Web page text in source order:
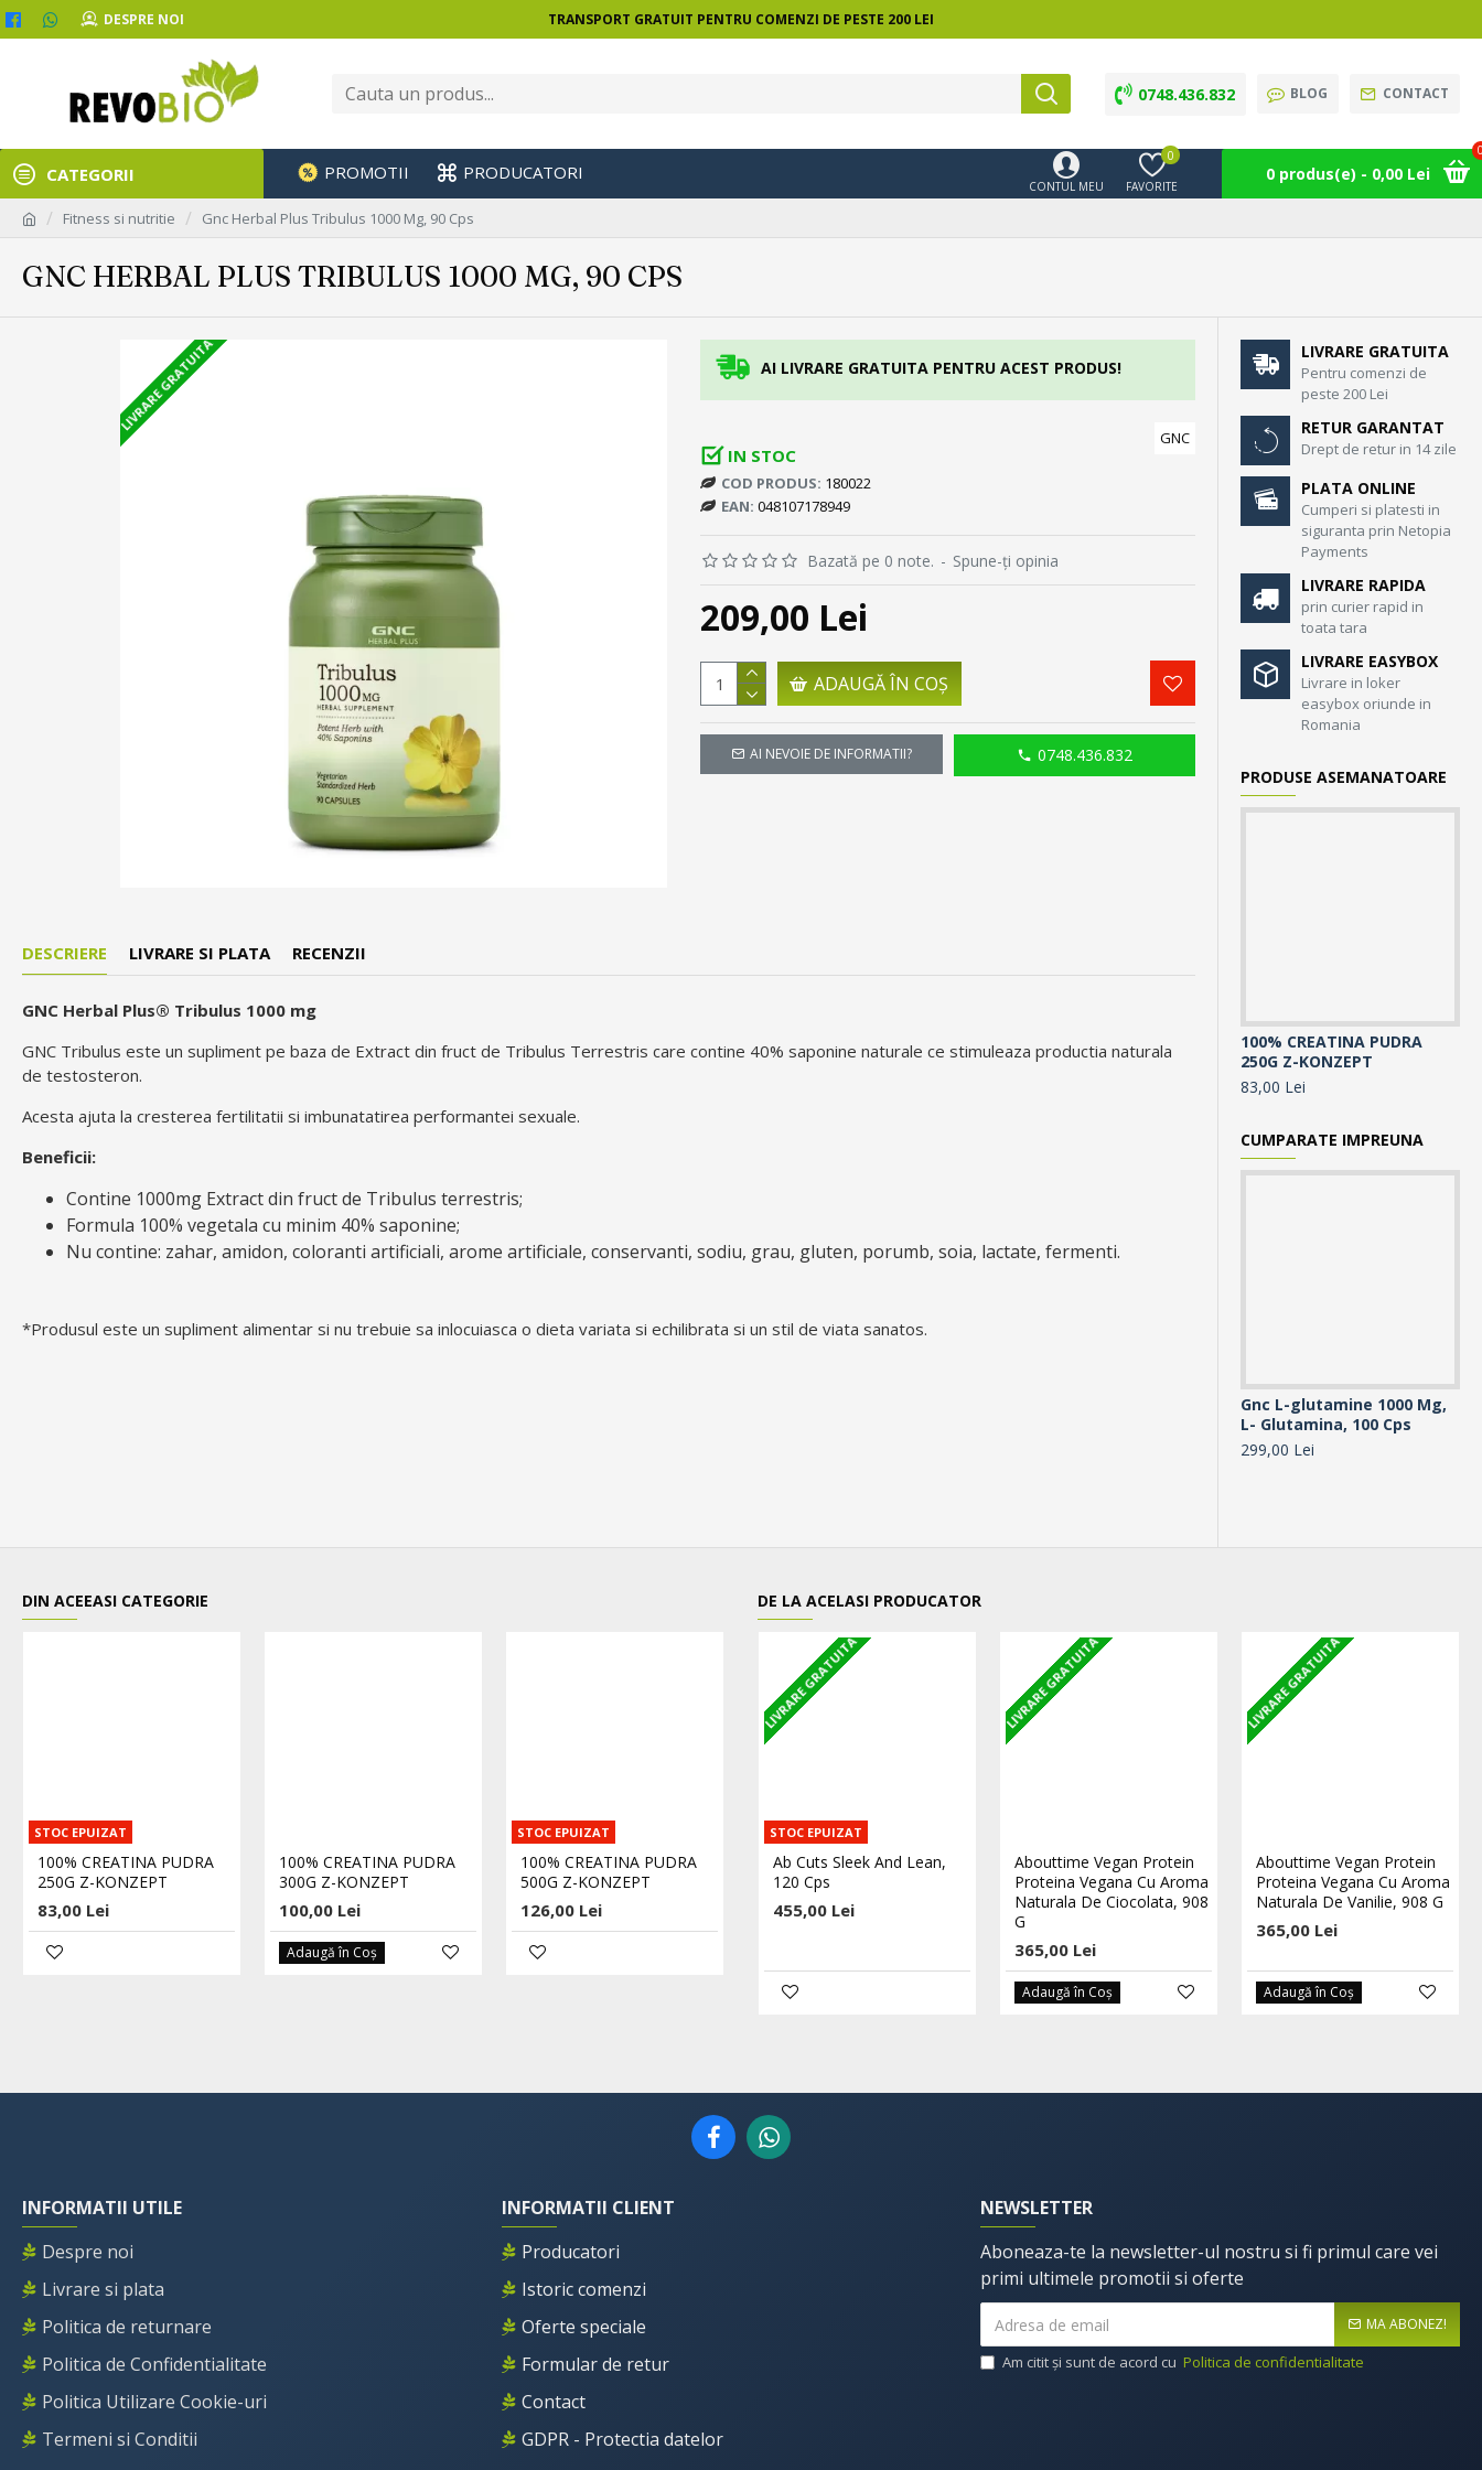
DESPRE NOI TRANSPORT GRATUIT PENTRU COMENZI DE PESTE 200 LEI
0748.436.832 BLOG CONTACT
CATEGORII PROMOTII PRODUCATORI
CONTUL MEU FAVORITE
0
0 produs(e) - 0,00 Lei
Fitness si nutritie Gnc Herbal Plus Tribulus 1000 Mg, 90 Cps
GNC HERBAL PLUS TRIBULUS 1000 MG, 90 CPS
LIVRARE GRATUITA AI LIVRARE GRATUITA PENTRU ACEST PRODUS!
IN STOC
COD PRODUS: 180022
EAN: 048107178949
GNC
Bazată pe 0 note. - Spune-ţi opinia
209,00 Lei
ADAUGĂ ÎN COŞ
AI NEVOIE DE INFORMATII? 0748.436.832
DESCRIERE LIVRARE SI PLATA RECENZII
GNC Herbal Plus® Tribulus 1000 mg
GNC Tribulus este un supliment pe baza de Extract din fruct de Tribulus Terrestris care contine 40% saponine naturale ce stimuleaza productia naturala
de testosteron.
Acesta ajuta la cresterea fertilitatii si imbunatatirea performantei sexuale.
Beneficii:
Contine 1000mg Extract din fruct de Tribulus terrestris;
Formula 100% vegetala cu minim 40% saponine;
Nu contine: zahar, amidon, coloranti artificiali, arome artificiale, conservanti, sodiu, grau, gluten, porumb, soia, lactate, fermenti.
*Produsul este un supliment alimentar si nu trebuie sa inlocuiasca o dieta variata si echilibrata si un stil de viata sanatos.
LIVRARE GRATUITA
Pentru comenzi de
peste 200 Lei
RETUR GARANTAT
Drept de retur in 14 zile
PLATA ONLINE
Cumperi si platesti in
siguranta prin Netopia
Payments
LIVRARE RAPIDA
prin curier rapid in
toata tara
LIVRARE EASYBOX
Livrare in loker
easybox oriunde in
Romania
PRODUSE ASEMANATOARE
100% CREATINA PUDRA
250G Z-KONZEPT
83,00 Lei
CUMPARATE IMPREUNA
Gnc L-glutamine 1000 Mg,
L- Glutamina, 100 Cps
299,00 Lei
DIN ACEEASI CATEGORIE
STOC EPUIZAT
100% CREATINA PUDRA
250G Z-KONZEPT
83,00 Lei
100% CREATINA PUDRA
300G Z-KONZEPT
100,00 Lei
Adaugă în Coş
STOC EPUIZAT
100% CREATINA PUDRA
500G Z-KONZEPT
126,00 Lei
STOC EPUIZAT
100% L-GLUTAMINA
PUDRA - 400G Z-KONZEPT
173,00 Lei
LIVRARE GRATUITA
100% Proteina Pura Whey -
2000g - Banana Mango
646,00 Lei
DE LA ACELASI PRODUCATOR
LIVRARE GRATUITA
STOC EPUIZAT
Ab Cuts Sleek And Lean,
120 Cps
455,00 Lei
LIVRARE GRATUITA
Abouttime Vegan Protein
Proteina Vegana Cu Aroma
Naturala De Ciocolata, 908
G
365,00 Lei
Adaugă în Coş
LIVRARE GRATUITA
Abouttime Vegan Protein
Proteina Vegana Cu Aroma
Naturala De Vanilie, 908 G
365,00 Lei
Adaugă în Coş
INFORMATII UTILE
Despre noi
Livrare si plata
Politica de returnare
Politica de Confidentialitate
Politica Utilizare Cookie-uri
Termeni si Conditii
INFORMATII CLIENT
Producatori
Istoric comenzi
Oferte speciale
Formular de retur
Contact
GDPR - Protectia datelor
NEWSLETTER
Aboneaza-te la newsletter-ul nostru si fi primul care vei
primi ultimele promotii si oferte
MA ABONEZ!
Am citit şi sunt de acord cu Politica de confidentialitate